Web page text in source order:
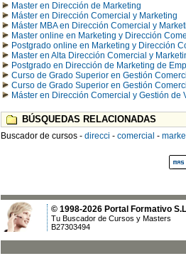
Master en Dirección de Marketing
Máster en Dirección Comercial y Marketing
Máster MBA en Dirección Comercial y
Master online en Marketing y Dirección
Postgrado online en Marketing y Dirección
Master en Alta Dirección Comercial y
Postgrado en Dirección de Marketing de
Curso de Grado Superior en Gestión
Curso de Grado Superior en Gestión
Máster en Dirección Comercial y Gestión de
BÚSQUEDAS RELACIONADAS
Buscador de cursos - direcci - comercial -
© 1998-2026 Portal Formativo
Tu Buscador de Cursos y Masters
B27303494